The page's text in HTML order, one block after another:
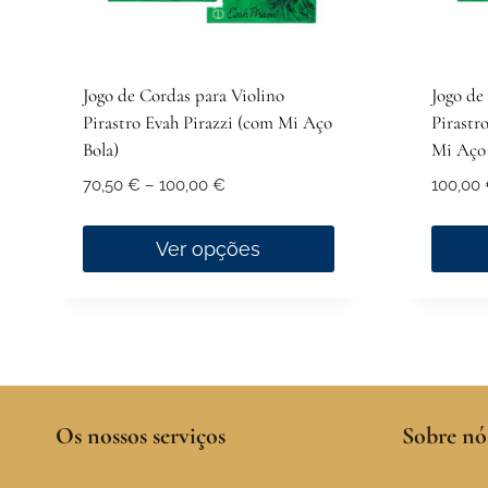
Jogo de Cordas para Violino
Pirastro Evah Pirazzi (com Mi Aço
Bola)
70,50 € – 100,00 €Price
through
Ver opções
The
Jogo
Mi Aço
100,00
Os nossos serviços Sobre